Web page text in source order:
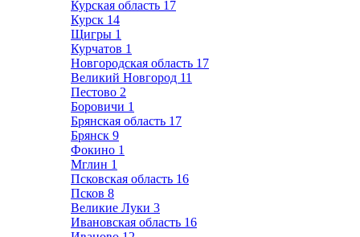
Курская область 17
Курск 14
Щигры 1
Курчатов 1
Новгородская область 17
Великий Новгород 11
Пестово 2
Боровичи 1
Брянская область 17
Брянск 9
Фокино 1
Мглин 1
Псковская область 16
Псков 8
Великие Луки 3
Ивановская область 16